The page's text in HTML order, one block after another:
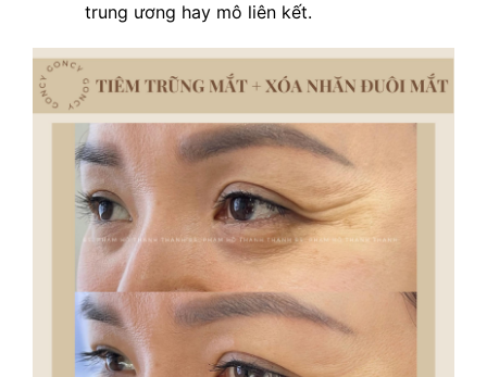
trung ương hay mô liên kết.